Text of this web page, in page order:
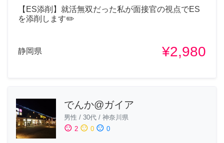
【ES添削】就活無双だった私が面接官の視点でES
を添削します✏️
静岡県 ¥2,980
でんか@ガイア
男性 / 30代 / 神奈川県
sentiment_satisfied 2 sentiment_neutral 0 sentiment_dissatisfied 0